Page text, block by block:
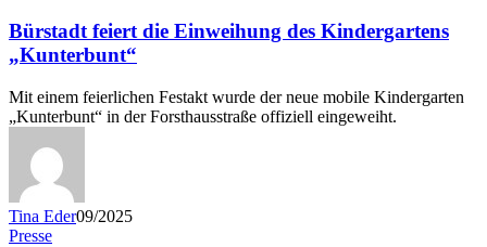
Bürstadt feiert die Einweihung des Kindergartens
„Kunterbunt“
Mit einem feierlichen Festakt wurde der neue mobile Kindergarten
„Kunterbunt“ in der Forsthausstraße offiziell eingeweiht.
Tina Eder09/2025
Presse